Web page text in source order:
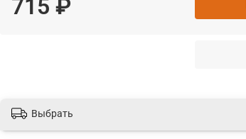
715 ₽
Выбрать